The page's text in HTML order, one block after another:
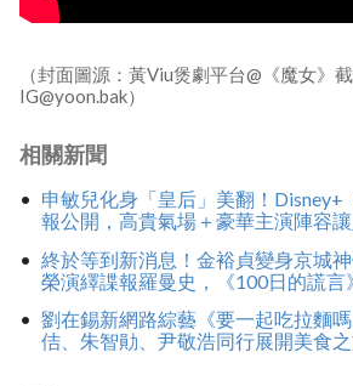
（封面圖源：黃Viu煲劇平台@《魔女》
IG@yoon.bak）
相關新聞
申敏兒化身「皇后」美翻！Disney+
報公開，高貴氣場＋豪華主演陣容讓
終於等到新消息！金裕貞變身京城
榮演繹諜報羅曼史，《100日的謊言
劉在錫新網路綜藝《要一起吃拉麵
佶、朱智勛、尹敬浩同行展開美食